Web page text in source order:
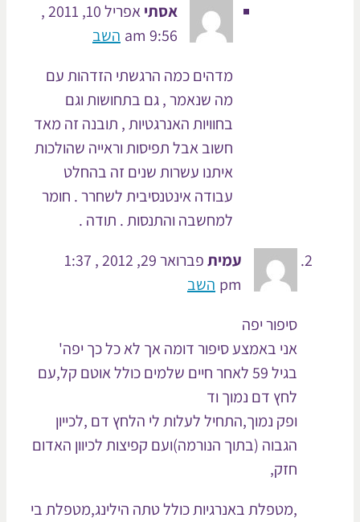
אסתי
אפריל 10, 2011 ,
9:56 am
השב
מדהים כמה הרגשתי הזדהות עם
מה שנאמר , גם בתחושות וגם
בחוויות האנרגטיות , תובנה זה מאד
חשוב אבל תפיסות וראייה שהולכות
איתנו עשרות שנים זה בהחלט
עבודה אינטנסיבית לשחרר . חומר
למחשבה והתנסות . תודה .
עמית
פברואר 29, 2012 , 1:37
pm
השב
סיפור יפה
אני באמצע סיפור דומה אך לא כל כך יפה'
בגיל 59 לאחר חיים שלמים כולל אוטם קל,עם
לחץ דם נמוך וד
ופק נמוך,התחיל לעלות לי הלחץ דם ,לכייון
הגבוה (בתוך הנורמה)ועם קפיצות לכיוון האדום
,מטפלת באנרגיות כולל טתה הילינג,מטפלת בי